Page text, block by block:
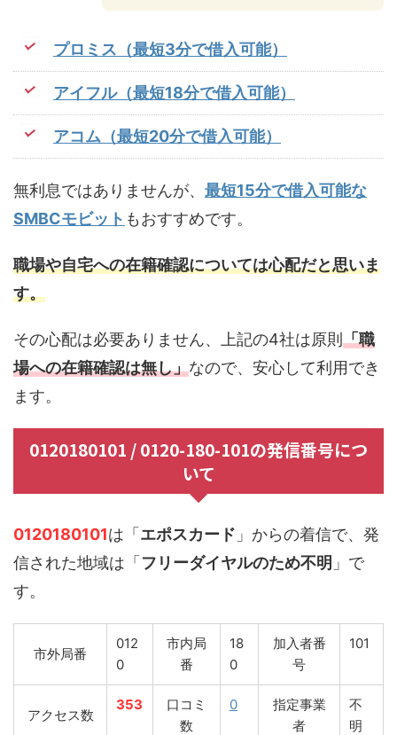
プロミス（最短3分で借入可能）
アイフル（最短18分で借入可能）
アコム（最短20分で借入可能）
無利息ではありませんが、 最短15分で借入可能な
SMBCモビット もおすすめです。
職場や自宅への在籍確認については心配だと思いま
す。
その心配は必要ありません、上記の4社は原則「職
場への在籍確認は無し」なので、安心して利用でき
ます。
0120180101 / 0120-180-101の発信番号につ
いて
0120180101は「エポスカード 」からの着信で、発
信された地域は「フリーダイヤルのため不明 」で
す。
市外局番
012
0
市内局
番
18
0
加入者番
号
101
アクセス数
353
口コミ
数
0
指定事業
者
不
明